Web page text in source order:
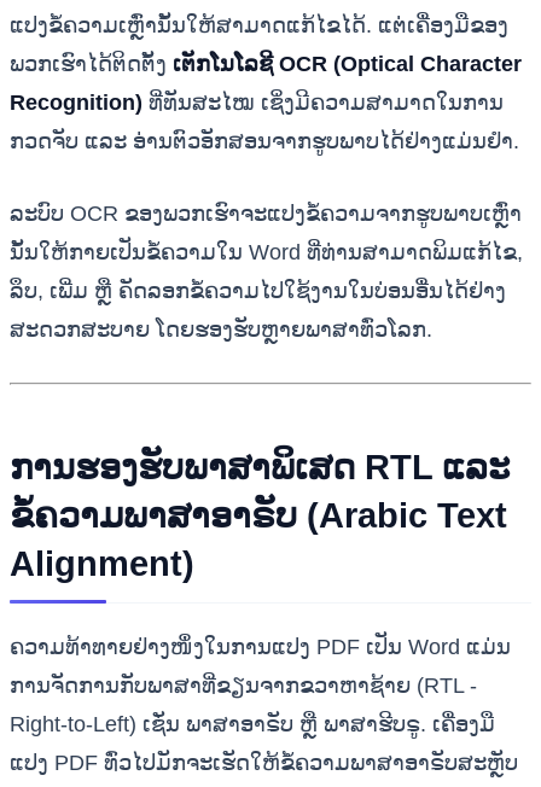
ແປງຂໍ້ຄວາມເຫຼົ່ານັ້ນໃຫ້ສາມາດແກ້ໄຂໄດ້. ແຕ່ເຄື່ອງມືຂອງ
ພວກເຮົາໄດ້ຕິດຕັ້ງ ເຕັກໂນໂລຊີ OCR (Optical Character
Recognition) ທີ່ທັນສະໄໝ ເຊິ່ງມີຄວາມສາມາດໃນການ
ກວດຈັບ ແລະ ອ່ານຕົວອັກສອນຈາກຮູບພາບໄດ້ຢ່າງແມ່ນຢໍາ.
ລະບົບ OCR ຂອງພວກເຮົາຈະແປງຂໍ້ຄວາມຈາກຮູບພາບເຫຼົ່າ
ນັ້ນໃຫ້ກາຍເປັນຂໍ້ຄວາມໃນ Word ທີ່ທ່ານສາມາດພິມແກ້ໄຂ,
ລຶບ, ເພີ່ມ ຫຼື ຄັດລອກຂໍ້ຄວາມໄປໃຊ້ງານໃນບ່ອນອື່ນໄດ້ຢ່າງ
ສະດວກສະບາຍ ໂດຍຮອງຮັບຫຼາຍພາສາທົ່ວໂລກ.
ການຮອງຮັບພາສາພິເສດ RTL ແລະ
ຂໍ້ຄວາມພາສາອາຣັບ (Arabic Text
Alignment)
ຄວາມທ້າທາຍຢ່າງໜຶ່ງໃນການແປງ PDF ເປັນ Word ແມ່ນ
ການຈັດການກັບພາສາທີ່ຂຽນຈາກຂວາຫາຊ້າຍ (RTL -
Right-to-Left) ເຊັ່ນ ພາສາອາຣັບ ຫຼື ພາສາຮີບຣູ. ເຄື່ອງມື
ແປງ PDF ທົ່ວໄປມັກຈະເຮັດໃຫ້ຂໍ້ຄວາມພາສາອາຣັບສະຫຼັບ